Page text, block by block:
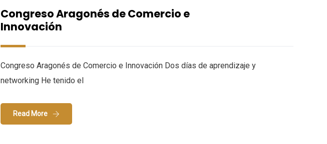
Congreso Aragonés de Comercio e
Innovación
Congreso Aragonés de Comercio e Innovación Dos días de aprendizaje y
networking He tenido el
Read More